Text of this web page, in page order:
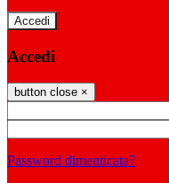
Accedi
Accedi
button close ×
Password dimenticata?